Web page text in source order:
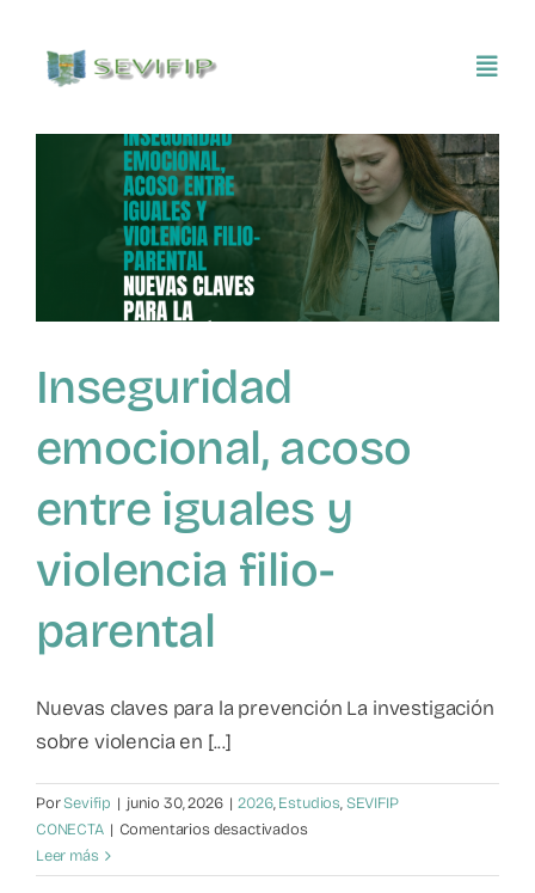
contenido
Asociarse
SEVIFIP CONECTA
Mapa de recursos
Observatorio VFP
Contacto
Inseguridad
emocional, acoso
entre iguales y
violencia filio-
parental
Nuevas claves para la prevención La investigación
sobre violencia en [...]
PorSevifip | junio 30, 2026 | 2026,Estudios,SEVIFIP
CONECTA | Comentarios desactivadosen
emocional,
Leer más